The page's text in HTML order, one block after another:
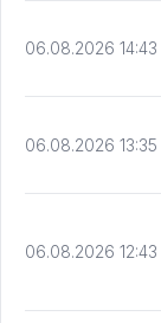
06.08.2026 14:43
06.08.2026 13:35
06.08.2026 12:43